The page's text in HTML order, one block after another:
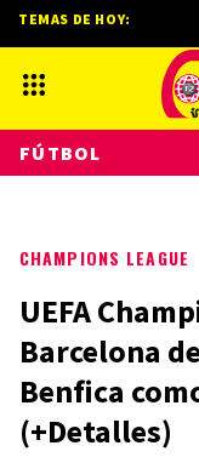
CHAMPIONS LEAGUE
UEFA
Barcelona
Benfica
(+Detalles)
TEMAS DE HOY:
FÚTBOL